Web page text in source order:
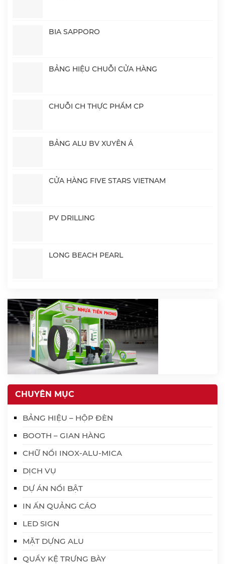
BIA SAPPORO
BẢNG HIỆU CHUỖI CỬA HÀNG
CHUỖI CH THỰC PHẨM CP
BẢNG ALU BV XUYÊN Á
CỬA HÀNG FIVE STARS VIETNAM
PV DRILLING
LONG BEACH PEARL
CHUYÊN MỤC
BẢNG HIỆU – HỘP ĐÈN
BOOTH – GIAN HÀNG
CHỮ NỔI INOX-ALU-MICA
DỊCH VỤ
DỰ ÁN NỔI BẬT
IN ẤN QUẢNG CÁO
LED SIGN
MẶT DỰNG ALU
QUẦY KỆ TRƯNG BÀY